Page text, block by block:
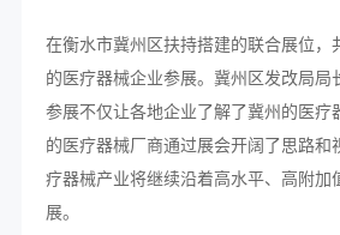
在衡水市冀州区扶持搭建的联合展位，
的医疗器械企业参展。冀州区发改局局
参展不仅让各地企业了解了冀州的医疗
的医疗器械厂商通过展会开阔了思路和
疗器械产业将继续沿着高水平、高附加
展。